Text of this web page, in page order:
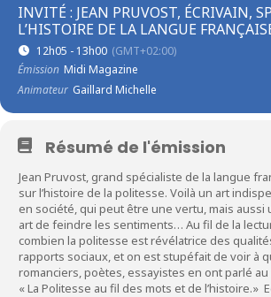
INVITÉ : JEAN PRUVOST, ÉCRIVAIN,
L’HISTOIRE DE LA LANGUE
12h05 - 13h00 (GMT+02:00)
Émission Midi Magazine
Animateur Gaillard Michelle
Résumé de l'émission
Jean Pruvost, grand spécialiste de la langue
sur l’histoire de la politesse. Voilà un art
en société, qui peut être une vertu, mais aussi
art de feindre les sentiments… Au fil de la
combien la politesse est révélatrice des
rapports sociaux, et on est stupéfait de voir à
romanciers, poètes, essayistes en ont parlé
« La Politesse au fil des mots et de l’histoire.»